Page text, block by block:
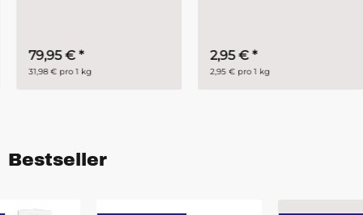
79,95 €*
31,98 € pro 1 kg
2,95 €*
2,95 € pro 1 kg
Bestseller